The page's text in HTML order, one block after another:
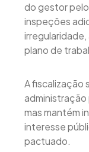
do gestor
inspeções
plano de
A fiscalização
administração
mas mantém
interesse
pactuado.